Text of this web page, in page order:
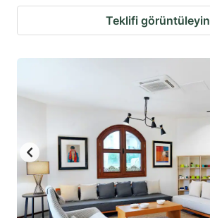
Teklifi görüntüleyin